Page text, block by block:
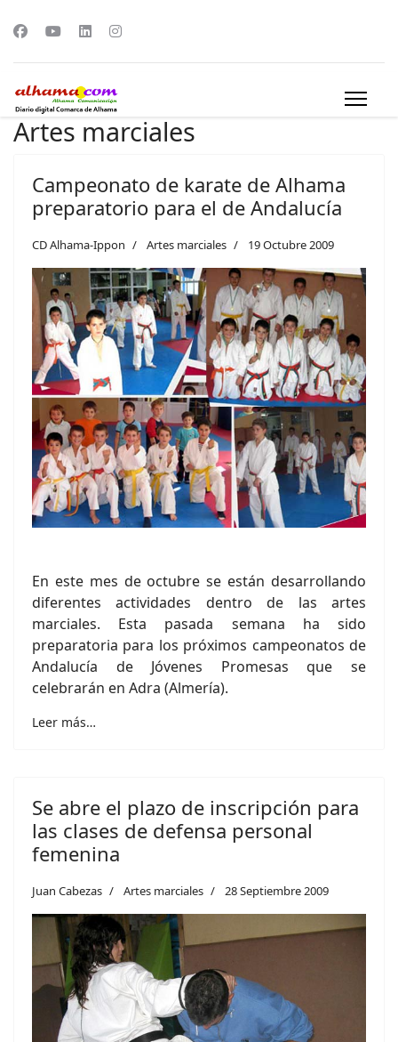
Artes marciales
Campeonato de karate de Alhama
preparatorio para el de Andalucía
CD Alhama-Ippon Artes marciales 19 Octubre 2009
En este mes de octubre se están desarrollando
diferentes actividades dentro de las artes
marciales. Esta pasada semana ha sido
preparatoria para los próximos campeonatos de
Andalucía de Jóvenes Promesas que se
celebrarán en Adra (Almería).
Leer más…
Se abre el plazo de inscripción para
las clases de defensa personal
femenina
Juan Cabezas Artes marciales 28 Septiembre 2009